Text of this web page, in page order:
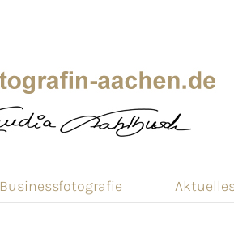
Businessfotografie